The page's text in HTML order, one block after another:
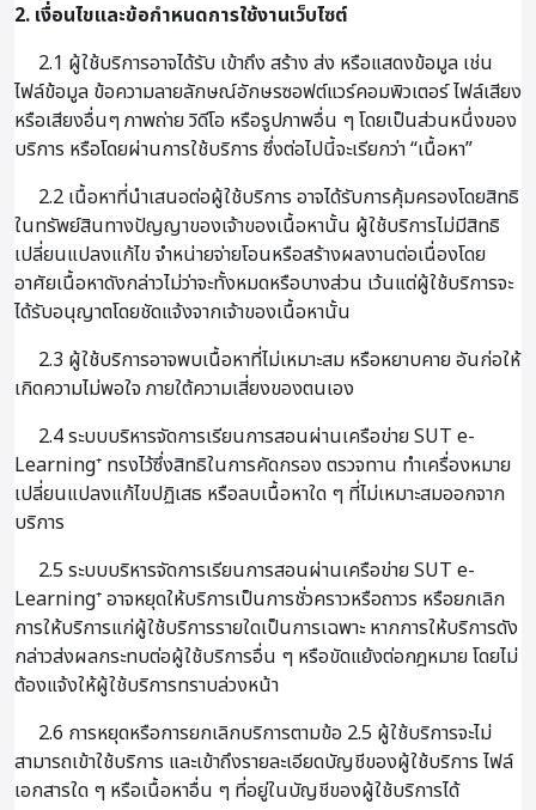
2. เงื่อนไขและข้อกำหนดการใช้งานเว็บไซต์
2.1 ผู้ใช้บริการอาจได้รับ เข้าถึง สร้าง ส่ง หรือแสดงข้อมูล เช่น
ไฟล์ข้อมูล ข้อความลายลักษณ์อักษรซอฟต์แวร์คอมพิวเตอร์ ไฟล์เสียง
หรือเสียงอื่นๆ ภาพถ่าย วิดีโอ หรือรูปภาพอื่น ๆ โดยเป็นส่วนหนึ่งของ
บริการ หรือโดยผ่านการใช้บริการ ซึ่งต่อไปนี้จะเรียกว่า “เนื้อหา”
2.2 เนื้อหาที่นำเสนอต่อผู้ใช้บริการ อาจได้รับการคุ้มครองโดยสิทธิ
ในทรัพย์สินทางปัญญาของเจ้าของเนื้อหานั้น ผู้ใช้บริการไม่มีสิทธิ
เปลี่ยนแปลงแก้ไข จำหน่ายจ่ายโอนหรือสร้างผลงานต่อเนื่องโดย
อาศัยเนื้อหาดังกล่าวไม่ว่าจะทั้งหมดหรือบางส่วน เว้นแต่ผู้ใช้บริการจะ
ได้รับอนุญาตโดยชัดแจ้งจากเจ้าของเนื้อหานั้น
2.3 ผู้ใช้บริการอาจพบเนื้อหาที่ไม่เหมาะสม หรือหยาบคาย อันก่อให้
เกิดความไม่พอใจ ภายใต้ความเสี่ยงของตนเอง
2.4 ระบบบริหารจัดการเรียนการสอนผ่านเครือข่าย SUT e-
Learning⁺ ทรงไว้ซึ่งสิทธิในการคัดกรอง ตรวจทาน ทำเครื่องหมาย
เปลี่ยนแปลงแก้ไขปฏิเสธ หรือลบเนื้อหาใด ๆ ที่ไม่เหมาะสมออกจาก
บริการ
2.5 ระบบบริหารจัดการเรียนการสอนผ่านเครือข่าย SUT e-
Learning⁺ อาจหยุดให้บริการเป็นการชั่วคราวหรือถาวร หรือยกเลิก
การให้บริการแก่ผู้ใช้บริการรายใดเป็นการเฉพาะ หากการให้บริการดัง
กล่าวส่งผลกระทบต่อผู้ใช้บริการอื่น ๆ หรือขัดแย้งต่อกฎหมาย โดยไม่
ต้องแจ้งให้ผู้ใช้บริการทราบล่วงหน้า
2.6 การหยุดหรือการยกเลิกบริการตามข้อ 2.5 ผู้ใช้บริการจะไม่
สามารถเข้าใช้บริการ และเข้าถึงรายละเอียดบัญชีของผู้ใช้บริการ ไฟล์
เอกสารใด ๆ หรือเนื้อหาอื่น ๆ ที่อยู่ในบัญชีของผู้ใช้บริการได้